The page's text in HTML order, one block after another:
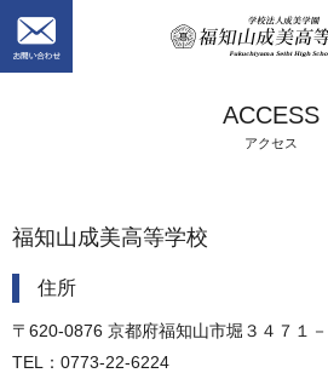
ACCESS
アクセス
福知山成美高等学校
住所
〒620-0876 京都府福知山市堀３４７１－
TEL：0773-22-6224